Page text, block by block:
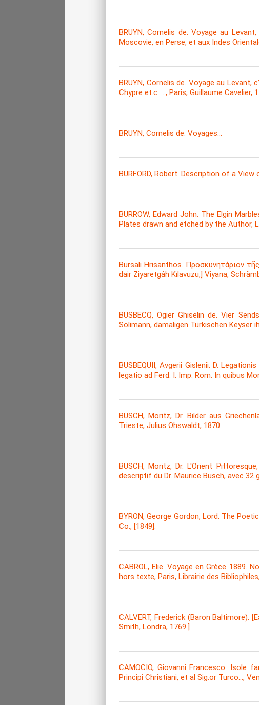
BRUYN, Cornelis de. Voyage au
Moscovie, en Perse, et aux Indes
BRUYN, Cornelis de. Voyage au Levant,
Chypre et.c. …, Paris, Guillaume Cavelier,
BRUYN, Cornelis de. Voyages...
BURFORD, Robert. Description of a
BURROW, Edward John. The Elgin
Plates drawn and etched by the Author,
Bursalı Hrisanthos. Προσκυνητάριον
dair Ziyaretgâh Kılavuzu,] Viyana,
BUSBECQ, Ogier Ghiselin de. Vier
Solimann, damaligen Türkischen Keyser
BUSBEQUII, Avgerii Gislenii. D.
legatio ad Ferd. I. Imp. Rom. In quibus
BUSCH, Moritz, Dr. Bilder aus
Trieste, Julius Ohswaldt, 1870.
BUSCH, Moritz, Dr. L'Orient
descriptif du Dr. Maurice Busch, avec 32
BYRON, George Gordon, Lord. The
Co., [1849].
CABROL, Elie. Voyage en Grèce 1889.
hors texte, Paris, Librairie des
CALVERT, Frederick (Baron
Smith, Londra, 1769.]
CAMOCIO, Giovanni Francesco.
Principi Christiani, et al Sig.or Turco...,